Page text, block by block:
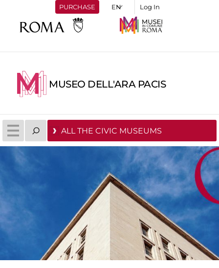
PURCHASE Log In
MUSEO DELL'ARA PACIS
ALL THE CIVIC MUSEUMS